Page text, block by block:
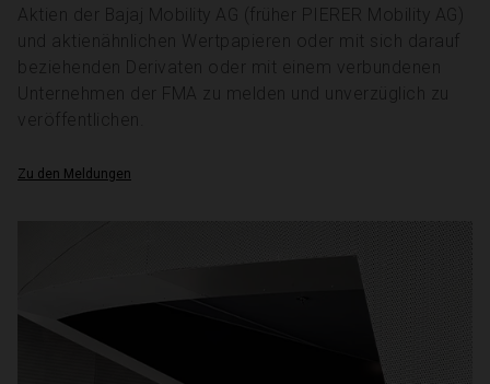
Aktien der Bajaj Mobility AG (früher PIERER Mobility AG)
und aktienähnlichen Wertpapieren oder mit sich darauf
beziehenden Derivaten oder mit einem verbundenen
Unternehmen der FMA zu melden und unverzüglich zu
veröffentlichen.
Zu den Meldungen